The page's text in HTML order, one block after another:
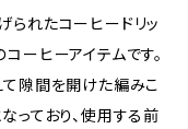
られたコーヒードリッ
ーヒーアイテムです。
て隙間を開けた編みこ
っており、使用する前